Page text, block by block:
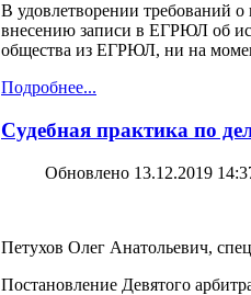
В удовлетворении требований
внесению записи в ЕГРЮЛ об
общества из ЕГРЮЛ, ни на
Подробнее...
Судебная практика по
Обновлено 13.12.2019
Петухов Олег Анатольевич,
Постановление Девятого